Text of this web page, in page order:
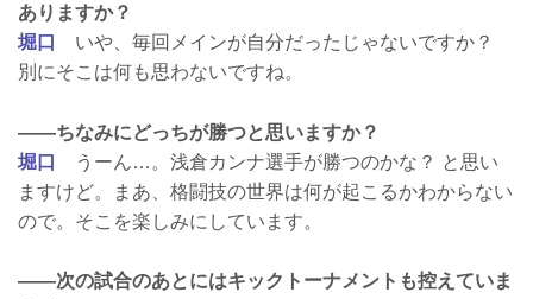
ありますか？
堀口
いや、毎回メインが自分だったじゃないですか？
別にそこは何も思わないですね。
——ちなみにどっちが勝つと思いますか？
堀口
うーん…。浅倉カンナ選手が勝つのかな？ と思い
ますけど。まあ、格闘技の世界は何が起こるかわからない
ので。そこを楽しみにしています。
——次の試合のあとにはキックトーナメントも控えていま